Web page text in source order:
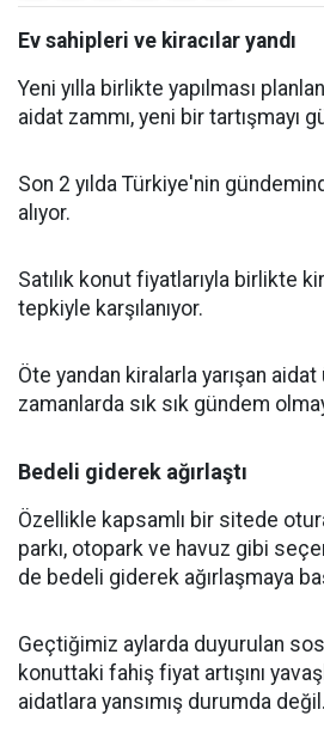
Ev sahipleri ve kiracılar yandı
Yeni yılla birlikte yapılması
aidat zammı, yeni bir tartışmayı
Son 2 yılda Türkiye'nin
alıyor.
Satılık konut fiyatlarıyla birlikte
tepkiyle karşılanıyor.
Öte yandan kiralarla yarışan
zamanlarda sık sık gündem
Bedeli giderek ağırlaştı
Özellikle kapsamlı bir sitede
parkı, otopark ve havuz gibi
de bedeli giderek ağırlaşmaya
Geçtiğimiz aylarda duyurulan
konuttaki fahiş fiyat artışını
aidatlara yansımış durumda değil.